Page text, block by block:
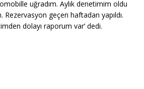
uğradım. Aylık denetimim oldu
geçen haftadan yapıldı.
dolayı raporum var’ dedi.